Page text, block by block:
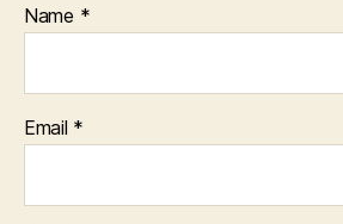
Name *
Email *